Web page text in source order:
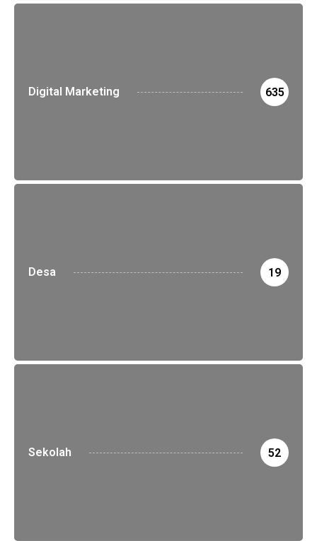
Digital Marketing 635
Desa 19
Sekolah 52